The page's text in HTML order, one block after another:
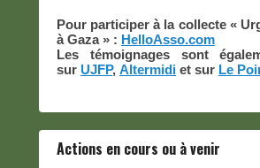
Pour participer à la collecte «
à Gaza » : HelloAsso.com
Les témoignages sont
sur UJFP, Altermidi et sur Le
Actions en cours ou à venir